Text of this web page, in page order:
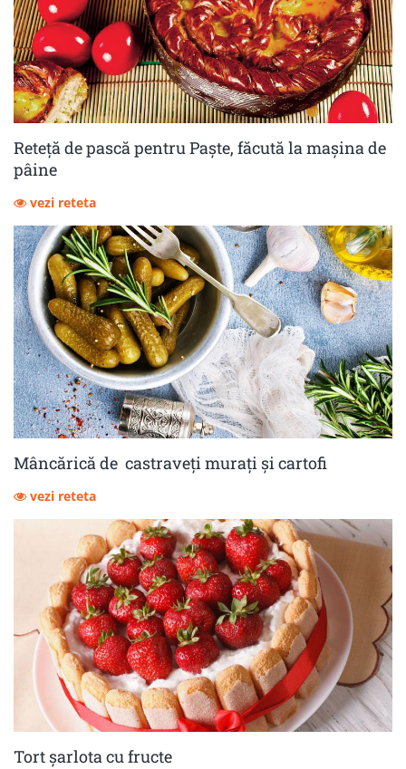
Reteță de pască pentru Paște, făcută la mașina de
pâine
vezi reteta
Mâncărică de castraveţi muraţi şi cartofi
vezi reteta
Tort șarlota cu fructe